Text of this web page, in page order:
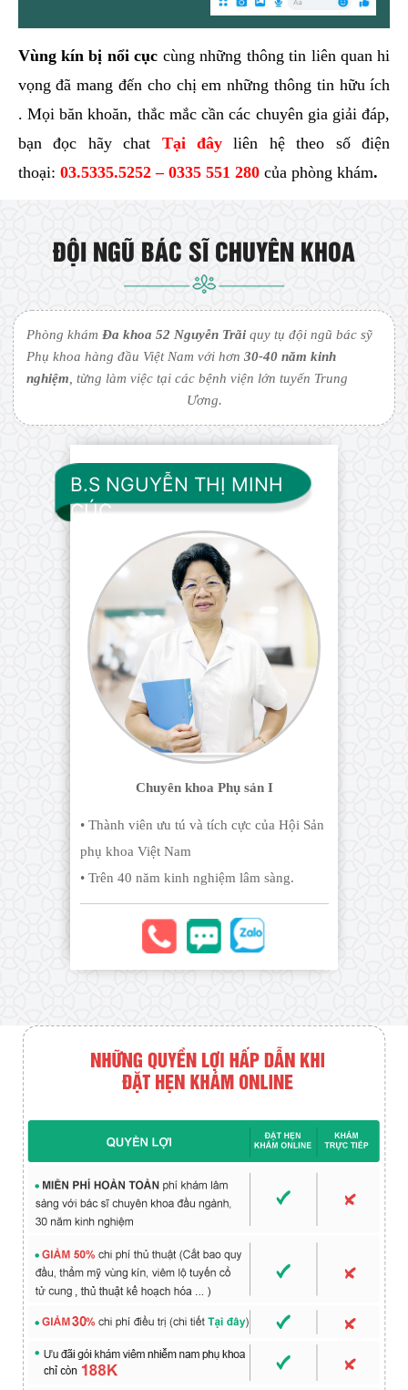
Vùng kín bị nổi cục cùng những thông tin liên quan hi
vọng đã mang đến cho chị em những thông tin hữu ích
. Mọi băn khoăn, thắc mắc cần các chuyên gia giải đáp,
bạn đọc hãy chat Tại đây liên hệ theo số điện
thoại: 03.5335.5252– 0335 551 280 của phòng khám.
ĐỘI NGŨ BÁC SĨ CHUYÊN KHOA
Phòng khámĐa khoa 52 Nguyễn Trãi quy tụ đội ngũ bác sỹ
Phụ khoa hàng đầu Việt Nam với hơn30-40 năm kinh
nghiệm, từng làm việc tại các bệnh viện lớn tuyến Trung
Ương.
B.S NGUYỄN THỊ MINH
CÚC
Chuyên khoa Phụ sản I
• Thành viên ưu tú và tích cực của Hội Sản
phụ khoa Việt Nam
• Trên 40 năm kinh nghiệm lâm sàng.